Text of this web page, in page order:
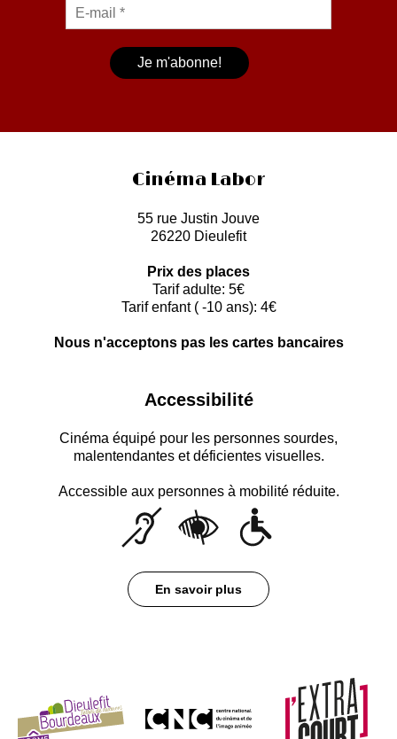
Cinéma Labor
55 rue Justin Jouve
26220 Dieulefit
Prix des places
Tarif adulte: 5€
Tarif enfant ( -10 ans): 4€
Nous n'acceptons pas les cartes bancaires
Accessibilité
Cinéma équipé pour les personnes sourdes,
malentendantes et déficientes visuelles.
Accessible aux personnes à mobilité réduite.
En savoir plus